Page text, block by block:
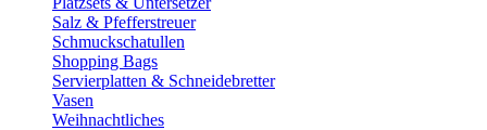
Salz & Pfefferstreuer
Schmuckschatullen
Shopping Bags
Servierplatten & Schneidebretter
Vasen
Weihnachtliches